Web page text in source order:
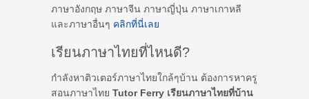
ภาษาอังกฤษ ภาษาจีน ภาษาญี่ปุ่น ภาษาเกาหลี
และภาษาอื่นๆ คลิกที่นี่เลย
เรียนภาษาไทยที่ไหนดี?
กำลังหาติวเตอร์ภาษาไทยใกล้ๆบ้าน ต้องการหาครู
สอนภาษาไทย Tutor Ferry เรียนภาษาไทยที่บ้าน